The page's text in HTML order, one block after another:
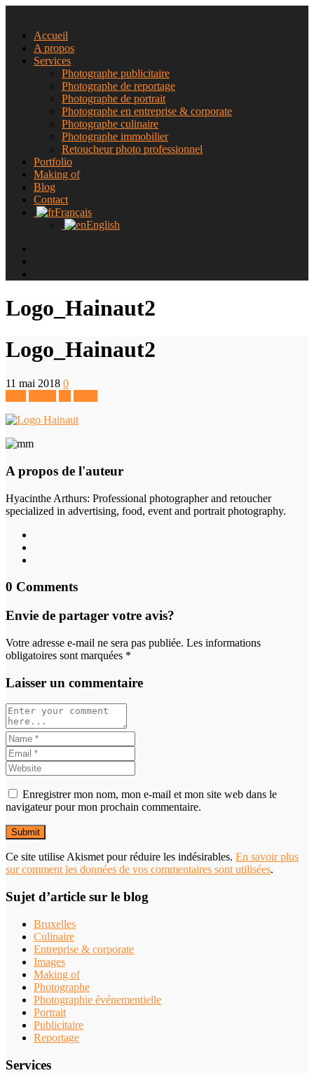
Accueil
A propos
Services
Photographe publicitaire
Photographe de reportage
Photographe de portrait
Photographe en entreprise & corporate
Photographe culinaire
Photographe immobilier
Retoucheur photo professionnel
Portfolio
Making of
Blog
Contact
Français
English
Logo_Hainaut2
Logo_Hainaut2
11 mai 2018 0
A propos de l'auteur
Hyacinthe Arthurs: Professional photographer and retoucher
specialized in advertising, food, event and portrait photography.
0 Comments
Envie de partager votre avis?
Votre adresse e-mail ne sera pas publiée. Les informations
obligatoires sont marquées *
Laisser un commentaire
Enregistrer mon nom, mon e-mail et mon site web dans le
navigateur pour mon prochain commentaire.
Ce site utilise Akismet pour réduire les indésirables. En savoir plus
sur comment les données de vos commentaires sont utilisées.
Sujet d’article sur le blog
Bruxelles
Culinaire
Entreprise & corporate
Images
Making of
Photographe
Photographie événementielle
Portrait
Publicitaire
Reportage
Services